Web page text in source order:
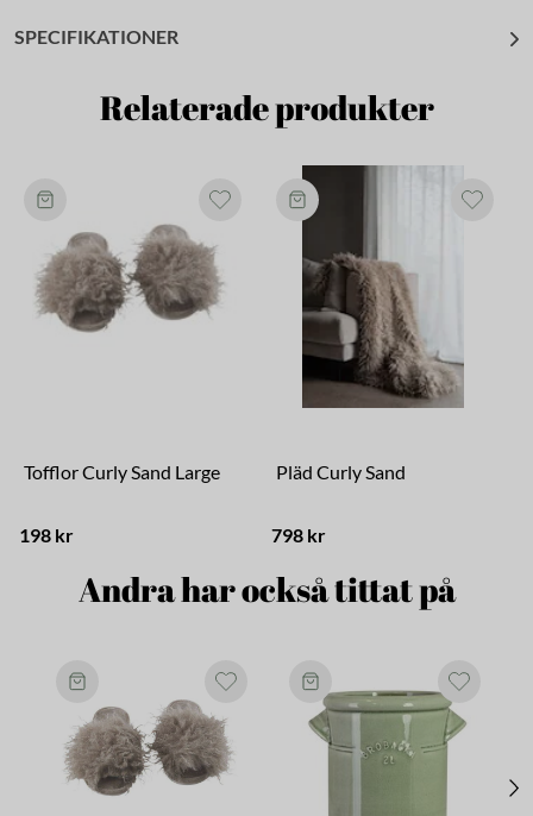
SPECIFIKATIONER
Relaterade produkter
Tofflor Curly Sand Large
198 kr
Pläd Curly Sand
798 kr
Andra har också tittat på